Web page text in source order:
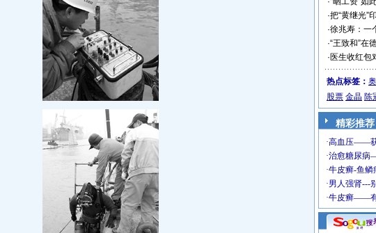
·把“黄继光”
·徐兆寿：一
·“王致和”在
· 医生收红包
热点标签：
股票 金晶 陈
精彩推荐